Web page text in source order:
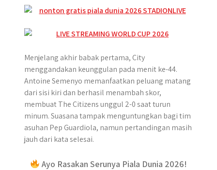
Menjelang akhir babak pertama, City
menggandakan keunggulan pada menit ke-44.
Antoine Semenyo memanfaatkan peluang matang
dari sisi kiri dan berhasil menambah skor,
membuat The Citizens unggul 2-0 saat turun
minum. Suasana tampak menguntungkan bagi tim
asuhan Pep Guardiola, namun pertandingan masih
jauh dari kata selesai.
Ayo Rasakan Serunya Piala Dunia 2026!